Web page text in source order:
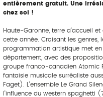
entièrement gratuit. Une
chez soi !
Haute-Garonne, terre d’accueil
cette année. Croisant les genres,
programmation artistique met
département, avec des
groupe franco-canadien Atomic
fantaisie musicale surréaliste
Faget). L’ensemble Le Grand
l’influence du western spaghetti